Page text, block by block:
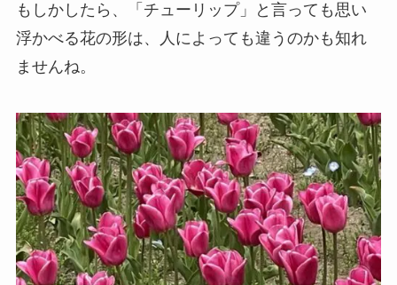
もしかしたら、「チューリップ」と言っても思い
浮かべる花の形は、人によっても違うのかも知れ
ませんね。